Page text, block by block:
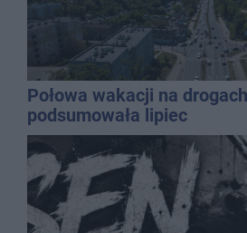
Połowa wakacji na
podsumowała lipiec